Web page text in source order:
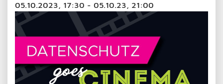
05.10.2023, 17:30 - 05.10.23, 21:00